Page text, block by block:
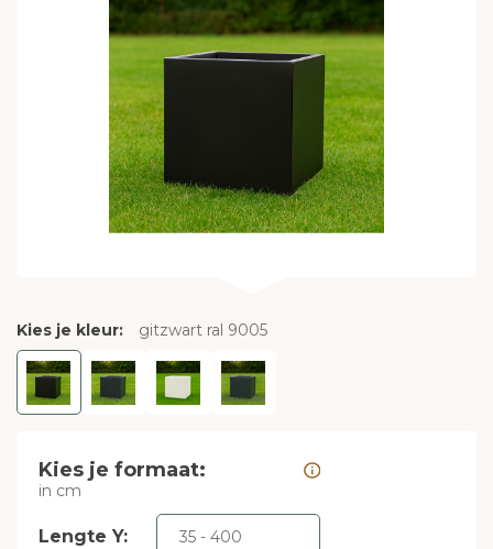
Kies je kleur: gitzwart ral 9005
Kies je formaat:
in cm
Lengte Y: